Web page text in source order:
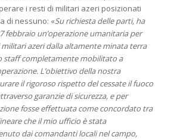
i resti di militari azeri posizionati
di nessuno: «Su richiesta delle parti, ha
febbraio un’operazione umanitaria per
azeri dalla altamente minata terra
staff completamente mobilitato a
L’obiettivo della nostra
il rigoroso rispetto del cessate il fuoco
garanzie di sicurezza, e per
fosse effettuata come concordato tra
che il mio ufficio è stata
dai comandanti locali nel campo,